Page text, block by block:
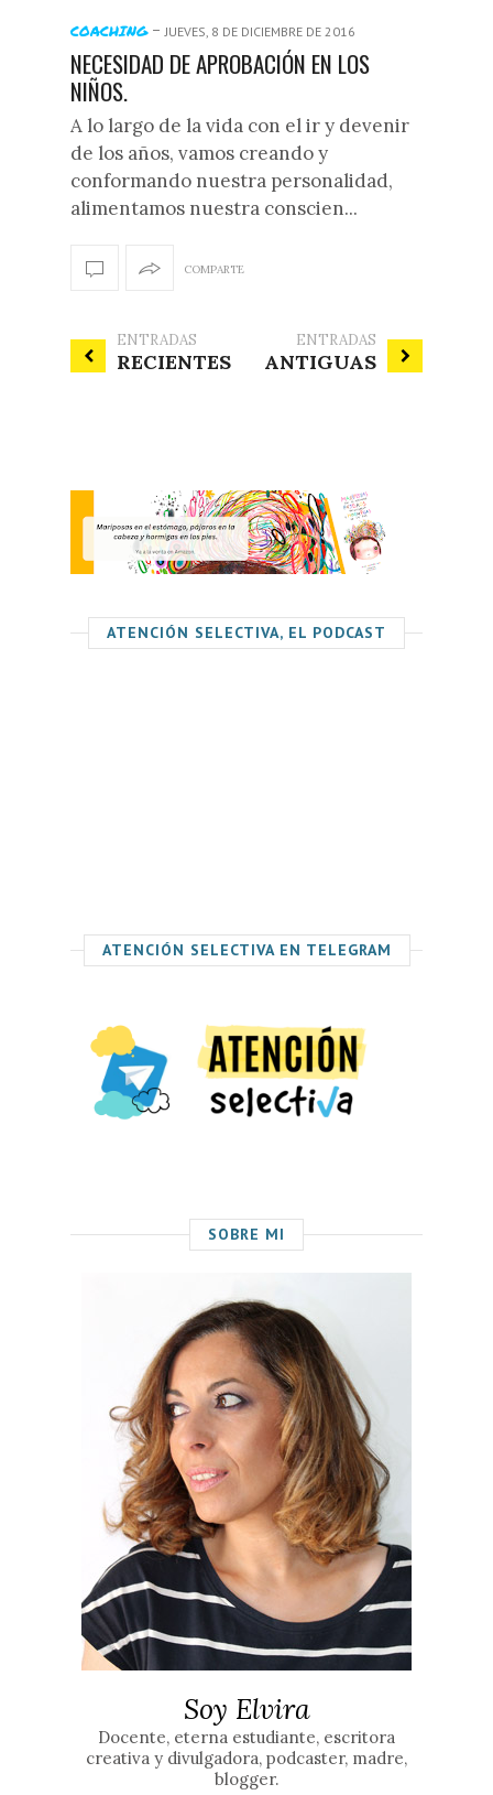
COACHING -JUEVES, 8 DE DICIEMBRE DE 2016
NECESIDAD DE APROBACIÓN EN LOS
NIÑOS.
A lo largo de la vida con el ir y devenir
de los años, vamos creando y
conformando nuestra personalidad,
alimentamos nuestra conscien...
COMPARTE
ENTRADAS
RECIENTES
ENTRADAS
ANTIGUAS
ATENCIÓN SELECTIVA, EL PODCAST
ATENCIÓN SELECTIVA EN TELEGRAM
SOBRE MI
Soy Elvira
Docente, eterna estudiante, escritora
creativa y divulgadora, podcaster, madre,
blogger.